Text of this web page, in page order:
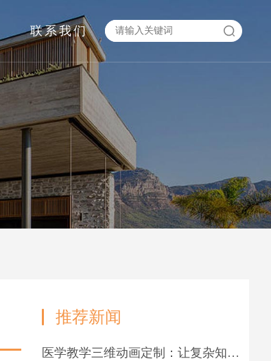
联系我们
推荐新闻
医学教学三维动画定制：让复杂知识一目了